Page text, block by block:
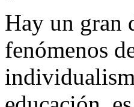
Hay un gran
fenómenos